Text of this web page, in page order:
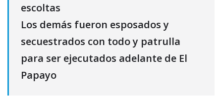
escoltas
Los demás fueron esposados y
secuestrados con todo y patrulla
para ser ejecutados adelante de El
Papayo